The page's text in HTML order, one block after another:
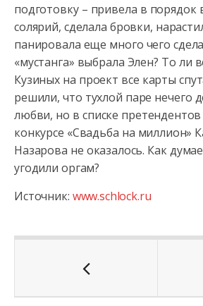
подготовку – привела в порядок
солярий, сделала бровки,
панировала еще много чего
«мустанга» выбрала Элен? То ли
Кузиных на проект все карты
решили, что тухлой паре нечего
любви, но в списке претендентов
конкурсе «Свадьба на миллион»
Назарова не оказалось. Как
угодили оргам?
Источник: www.schlock.ru